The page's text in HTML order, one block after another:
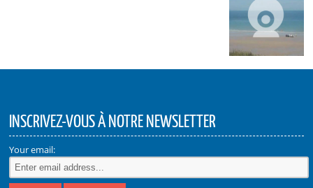
INSCRIVEZ-VOUS À NOTRE NEWSLETTER
Your email: